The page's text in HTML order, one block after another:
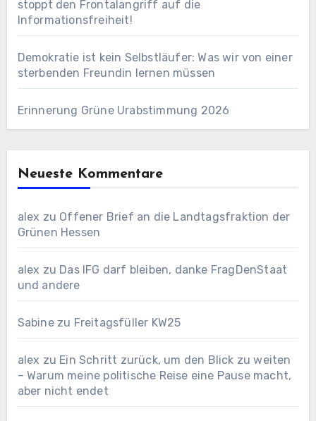
stoppt den Frontalangriff auf die
Informationsfreiheit!
Demokratie ist kein Selbstläufer: Was wir von einer
sterbenden Freundin lernen müssen
Erinnerung Grüne Urabstimmung 2026
Neueste Kommentare
alex zu Offener Brief an die Landtagsfraktion der
Grünen Hessen
alex zu Das IFG darf bleiben, danke FragDenStaat
und andere
Sabinezu Freitagsfüller KW25
alex zu Ein Schritt zurück, um den Blick zu weiten
– Warum meine politische Reise eine Pause macht,
aber nicht endet